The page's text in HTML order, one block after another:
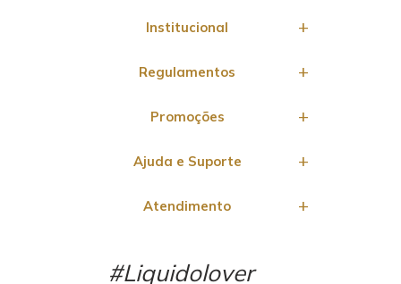
Institucional
Regulamentos
Promoções
Ajuda e Suporte
Atendimento
#Liquidolover